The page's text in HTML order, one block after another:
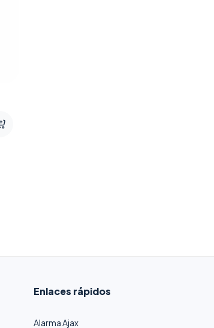
Enlaces rápidos
Alarma Ajax